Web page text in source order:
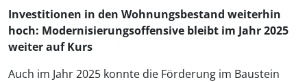
Investitionen in den Wohnungsbestand weiterhin
hoch: Modernisierungsoffensive bleibt im Jahr 2025
weiter auf Kurs
Auch im Jahr 2025 konnte die Förderung im Baustein